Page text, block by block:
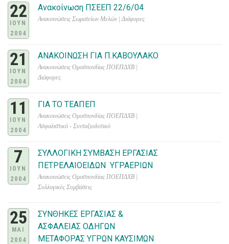
22
ΙΟΥΝ
2004
Ανακοίνωση ΠΣΕΕΠ 22/6/04
Ανακοινώσεις Σωματείων Μελών | Διάφορες
21
ΙΟΥΝ
2004
ΑΝΑΚΟΙΝΩΣΗ ΓΙΑ Π.ΚΑΒΟΥΛΑΚΟ
Ανακοινώσεις Ομοσπονδίας ΠΟΕΠΔΧΒ |
Διάφορες
11
ΙΟΥΝ
2004
ΓΙΑ ΤΟ ΤΕΑΠΕΠ
Ανακοινώσεις Ομοσπονδίας ΠΟΕΠΔΧΒ |
Ασφαλιστικό - Συνταξιοδοτικό
7
ΙΟΥΝ
2004
ΣΥΛΛΟΓΙΚΗ ΣΥΜΒΑΣΗ ΕΡΓΑΣΙΑΣ
ΠΕΤΡΕΛΑΙΟΕΙΔΩΝ  ΥΓΡΑΕΡΙΩΝ
Ανακοινώσεις Ομοσπονδίας ΠΟΕΠΔΧΒ |
Συλλογικές Συμβάσεις
25
ΜΑΙ
2004
ΣΥΝΘΗΚΕΣ ΕΡΓΑΣΙΑΣ &
ΑΣΦΑΛΕΙΑΣ ΟΔΗΓΩΝ
ΜΕΤΑΦΟΡΑΣ ΥΓΡΩΝ ΚΑΥΣΙΜΩΝ